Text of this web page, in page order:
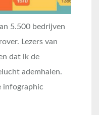
5.500 bedrijven
Lezers van
dat ik de
ademhalen.
infographic